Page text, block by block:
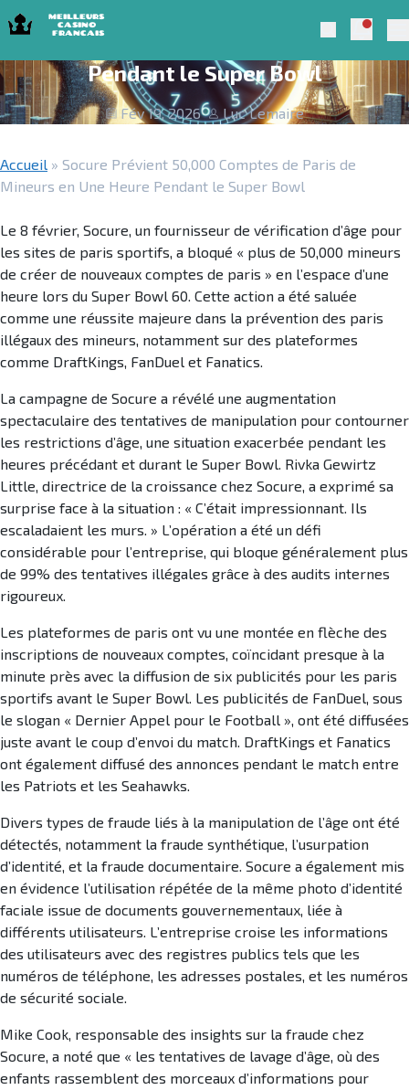
Skip to navigation
Skip to content
Meilleurs Casino Francais 2025
Search
Socure Prévient 50,000 Comptes de
Paris de Mineurs en Une Heure
Pendant le Super Bowl
Fév 19, 2026 Luc Lemaire
Accueil » Socure Prévient 50,000 Comptes de Paris de
Mineurs en Une Heure Pendant le Super Bowl
Le 8 février, Socure, un fournisseur de vérification d’âge pour
les sites de paris sportifs, a bloqué « plus de 50,000 mineurs
de créer de nouveaux comptes de paris » en l’espace d’une
heure lors du Super Bowl 60. Cette action a été saluée
comme une réussite majeure dans la prévention des paris
illégaux des mineurs, notamment sur des plateformes
comme DraftKings, FanDuel et Fanatics.
La campagne de Socure a révélé une augmentation
spectaculaire des tentatives de manipulation pour contourner
les restrictions d’âge, une situation exacerbée pendant les
heures précédant et durant le Super Bowl. Rivka Gewirtz
Little, directrice de la croissance chez Socure, a exprimé sa
surprise face à la situation : « C’était impressionnant. Ils
escaladaient les murs. » L’opération a été un défi
considérable pour l’entreprise, qui bloque généralement plus
de 99% des tentatives illégales grâce à des audits internes
rigoureux.
Les plateformes de paris ont vu une montée en flèche des
inscriptions de nouveaux comptes, coïncidant presque à la
minute près avec la diffusion de six publicités pour les paris
sportifs avant le Super Bowl. Les publicités de FanDuel, sous
le slogan « Dernier Appel pour le Football », ont été diffusées
juste avant le coup d’envoi du match. DraftKings et Fanatics
ont également diffusé des annonces pendant le match entre
les Patriots et les Seahawks.
Divers types de fraude liés à la manipulation de l’âge ont été
détectés, notamment la fraude synthétique, l’usurpation
d’identité, et la fraude documentaire. Socure a également mis
en évidence l’utilisation répétée de la même photo d’identité
faciale issue de documents gouvernementaux, liée à
différents utilisateurs. L’entreprise croise les informations
des utilisateurs avec des registres publics tels que les
numéros de téléphone, les adresses postales, et les numéros
de sécurité sociale.
Mike Cook, responsable des insights sur la fraude chez
Socure, a noté que « les tentatives de lavage d’âge, où des
enfants rassemblent des morceaux d’informations pour